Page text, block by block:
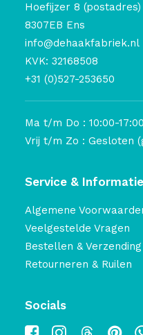
Hoefijzer 8 (postadres)
8307EB Ens
info@dehaakfabriek.nl
KVK: 32168508
+31 (0)527-253650
Ma t/m Do : 10:00-17:00
Vrij t/m Zo : Gesloten
Service & Informatie
Algemene
Veelgestelde Vragen
Bestellen & Verzending
Retourneren & Ruilen
Socials